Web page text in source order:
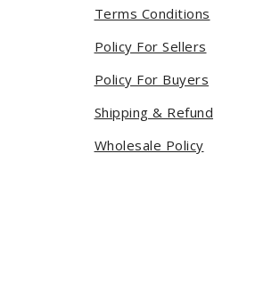
Terms Conditions
Policy For Sellers
Policy For Buyers
Shipping & Refund
Wholesale Policy